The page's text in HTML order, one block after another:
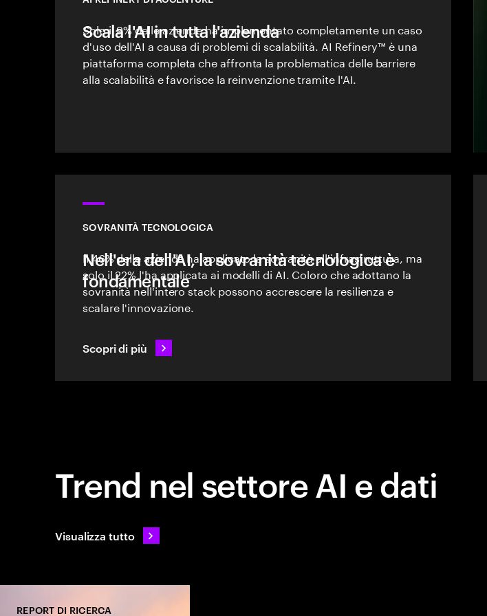
Scala l'AI in tutta l'azienda
Solo il 9% delle aziende ha implementato completamente un caso
d'uso dell'AI a causa di problemi di scalabilità. AI Refinery™ è una
piattaforma completa che affronta la problematica delle barriere
alla scalabilità e favorisce la reinvenzione tramite l'AI.
SOVRANITÀ TECNOLOGICA
Nell'era dell'AI, la sovranità tecnologica è
fondamentale
Il 46% delle aziende ha applicato la sovranità all'infrastruttura, ma
solo il 22% l'ha applicata ai modelli di AI. Coloro che adottano la
sovranità nell'intero stack possono accrescere la resilienza e
scalare l'innovazione.
Scopri di più
Trend nel settore AI e dati
Visualizza tutto
REPORT DI RICERCA